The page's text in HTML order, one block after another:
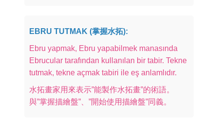
EBRU TUTMAK (掌握水拓):
Ebru yapmak, Ebru yapabilmek manasında
Ebrucular tarafından kullanılan bir tabir. Tekne
tutmak, tekne açmak tabiri ile eş anlamlıdır.
水拓畫家用來表示”能製作水拓畫”的術語。
與”掌握描繪盤”、”開始使用描繪盤”同義。